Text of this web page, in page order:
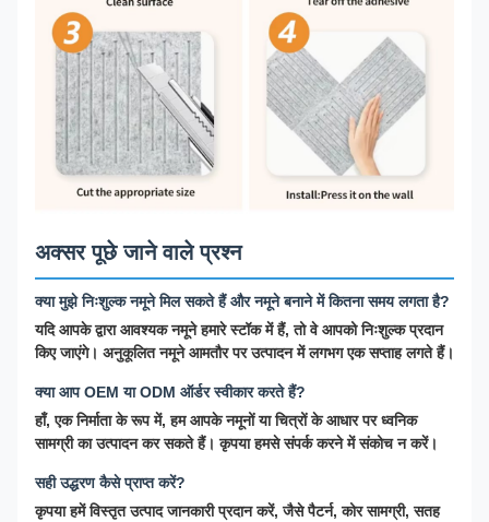
अक्सर पूछे जाने वाले प्रश्न
क्या मुझे निःशुल्क नमूने मिल सकते हैं और नमूने बनाने में कितना समय लगता है?
यदि आपके द्वारा आवश्यक नमूने हमारे स्टॉक में हैं, तो वे आपको निःशुल्क प्रदान
किए जाएंगे। अनुकूलित नमूने आमतौर पर उत्पादन में लगभग एक सप्ताह लगते हैं।
क्या आप OEM या ODM ऑर्डर स्वीकार करते हैं?
हाँ, एक निर्माता के रूप में, हम आपके नमूनों या चित्रों के आधार पर ध्वनिक
सामग्री का उत्पादन कर सकते हैं। कृपया हमसे संपर्क करने में संकोच न करें।
सही उद्धरण कैसे प्राप्त करें?
कृपया हमें विस्तृत उत्पाद जानकारी प्रदान करें, जैसे पैटर्न, कोर सामग्री, सतह